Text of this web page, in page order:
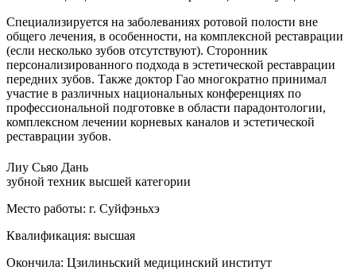
Специализируется на заболеваниях ротовой полости вне
общего лечения, в особенности, на комплексной реставрации
(если несколько зубов отсутствуют). Сторонник
персонализированного подхода в эстетической реставрации
передних зубов. Также доктор Гао многократно принимал
участие в различных национальных конференциях по
профессиональной подготовке в области парадонтологии,
комплексном лечении корневых каналов и эстетической
реставрации зубов.
Лиу Сьяо Дань
зубной техник высшей категории
Место работы: г. Суйфэньхэ
Квалификация: высшая
Окончила: Цзилиньский медицинский институт